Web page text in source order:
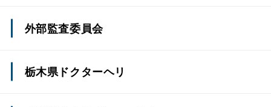
外部監査委員会
令和7年度獨協医科大学外部監査委員会報告
栃木県ドクターヘリ